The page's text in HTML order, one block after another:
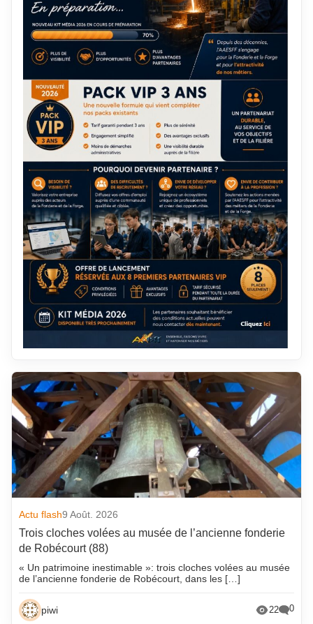
Actu flash9 Août. 2026
Trois cloches volées au musée de l’ancienne fonderie
de Robécourt (88)
« Un patrimoine inestimable »: trois cloches volées au musée
de l’ancienne fonderie de Robécourt, dans les […]
piwi 22 0